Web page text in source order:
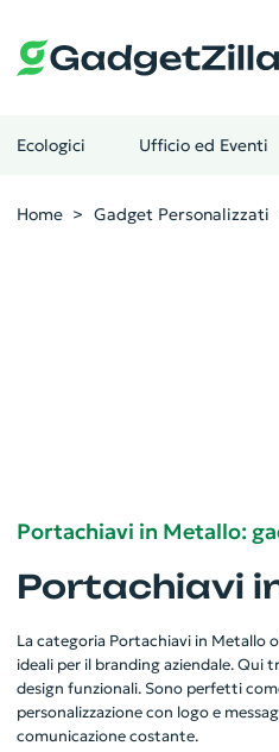
Ecologici Ufficio ed Eventi
Home Gadget Personalizzati
Portachiavi in Metallo:
Portachiavi
La categoria Portachiavi in Metallo
ideali per il branding aziendale. Qui
design funzionali. Sono perfetti
personalizzazione con logo e
comunicazione costante.